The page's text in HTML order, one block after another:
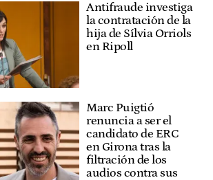
Antifraude investiga
la contratación de la
hija de Sílvia Orriols
en Ripoll
Marc Puigtió
renuncia a ser el
candidato de ERC
en Girona tras la
filtración de los
audios contra sus